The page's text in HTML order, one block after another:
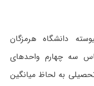
دانشگاه هرمزگان
سه چهارم واحدهای
به لحاظ میانگین